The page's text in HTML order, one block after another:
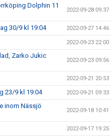
Dolphin 11
2022-09-28 09:37
30/9 kl 19:04 2022-09-27 14:46
2022-09-23 22:00
Zarko Jukic
2022-09-23 09:56
2022-09-21 20:53
23/9 kl 19:04 2022-09-21 09:33
inom Nässjö
2022-09-18 10:41
2022-09-17 19:25